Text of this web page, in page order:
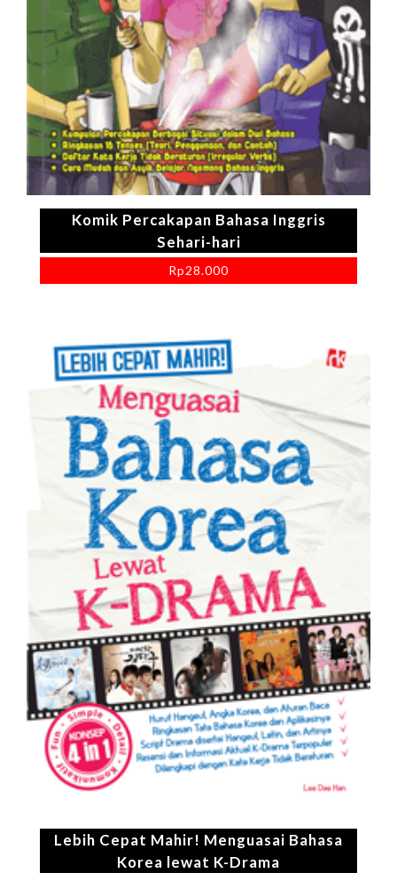
Komik Percakapan Bahasa Inggris
Sehari-hari
Rp28.000
Lebih Cepat Mahir! Menguasai Bahasa
Korea lewat K-Drama